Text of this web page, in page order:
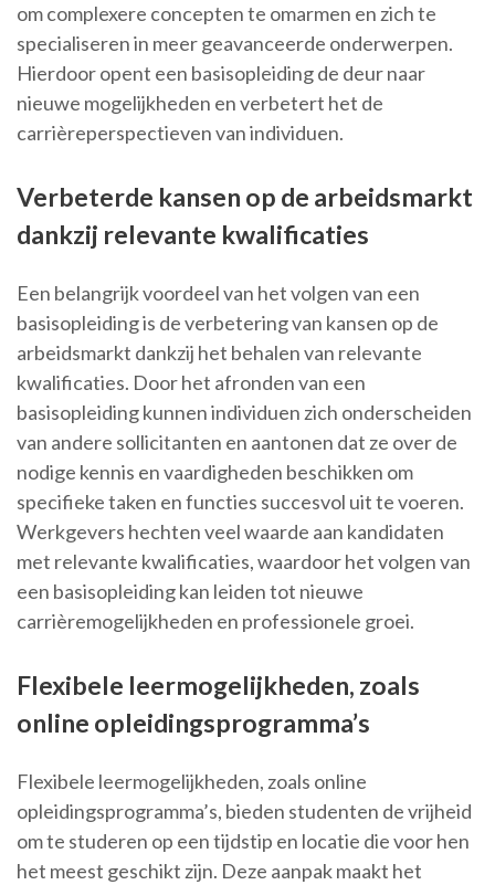
om complexere concepten te omarmen en zich te
specialiseren in meer geavanceerde onderwerpen.
Hierdoor opent een basisopleiding de deur naar
nieuwe mogelijkheden en verbetert het de
carrièreperspectieven van individuen.
Verbeterde kansen op de arbeidsmarkt
dankzij relevante kwalificaties
Een belangrijk voordeel van het volgen van een
basisopleiding is de verbetering van kansen op de
arbeidsmarkt dankzij het behalen van relevante
kwalificaties. Door het afronden van een
basisopleiding kunnen individuen zich onderscheiden
van andere sollicitanten en aantonen dat ze over de
nodige kennis en vaardigheden beschikken om
specifieke taken en functies succesvol uit te voeren.
Werkgevers hechten veel waarde aan kandidaten
met relevante kwalificaties, waardoor het volgen van
een basisopleiding kan leiden tot nieuwe
carrièremogelijkheden en professionele groei.
Flexibele leermogelijkheden, zoals
online opleidingsprogramma’s
Flexibele leermogelijkheden, zoals online
opleidingsprogramma’s, bieden studenten de vrijheid
om te studeren op een tijdstip en locatie die voor hen
het meest geschikt zijn. Deze aanpak maakt het